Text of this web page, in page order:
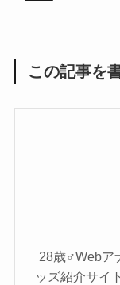
この記事を
28歳♂Webア
ッズ紹介サイ